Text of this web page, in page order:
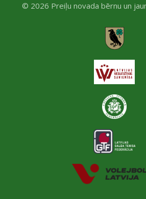
© 2026 Preiļu novada bērnu un